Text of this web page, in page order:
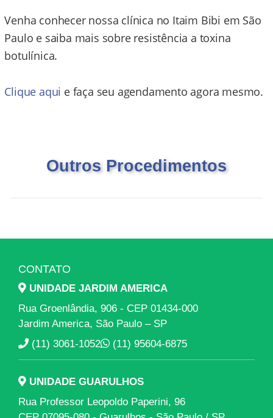
Venha conhecer nossa clínica no Itaim Bibi em São
Paulo e saiba mais sobre resistência a toxina
botulínica.
Clique aqui e faça seu agendamento agora mesmo.
Outros Procedimentos
CONTATO
UNIDADE JARDIM AMERICA
Rua Groenlândia, 906 - CEP 01434-000
Jardim America, São Paulo – SP
(11) 3061-1052
(11) 95604-6875
UNIDADE GUARULHOS
Rua Professor Leopoldo Paperini, 96